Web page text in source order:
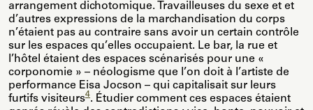
arrangement dichotomique. Travailleuses du sexe et et
d’autres expressions de la marchandisation du corps
n’étaient pas au contraire sans avoir un certain contrôle
sur les espaces qu’elles occupaient. Le bar, la rue et
l’hôtel étaient des espaces scénarisés pour une «
corponomie » – néologisme que l’on doit à l’artiste de
performance Eisa Jocson – qui capitalisait sur leurs
furtifs visiteurs4. Étudier comment ces espaces étaient